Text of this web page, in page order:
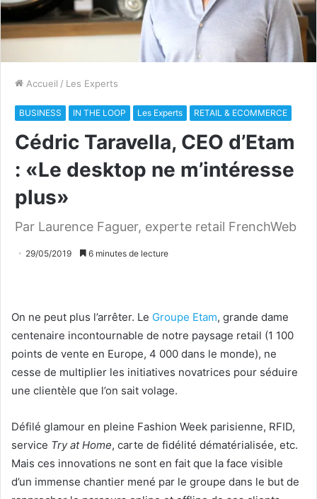
Accueil / Les Experts
BUSINESS IN THE LOOP Les Experts RETAIL & ECOMMERCE
Cédric Taravella, CEO d’Etam
: «Le desktop ne m’intéresse
plus»
Par Laurence Faguer, experte retail FrenchWeb
29/05/2019 6 minutes de lecture
On ne peut plus l’arrêter. Le Groupe Etam, grande dame
centenaire incontournable de notre paysage retail (1 100
points de vente en Europe, 4 000 dans le monde), ne
cesse de multiplier les initiatives novatrices pour séduire
une clientèle que l’on sait volage.
Défilé glamour en pleine Fashion Week parisienne, RFID,
service Try at Home, carte de fidélité dématérialisée, etc.
Mais ces innovations ne sont en fait que la face visible
d’un immense chantier mené par le groupe dans le but de